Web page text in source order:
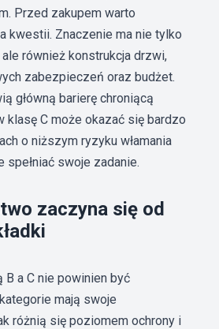
Przed zakupem warto
kwestii. Znaczenie ma nie tylko
również konstrukcja drzwi,
zabezpieczeń oraz budżet.
główną barierę chroniącą
klasę C może okazać się bardzo
o niższym ryzyku włamania
spełniać swoje zadanie.
zaczyna się od
a C nie powinien być
mają swoje
różnią się poziomem ochrony i